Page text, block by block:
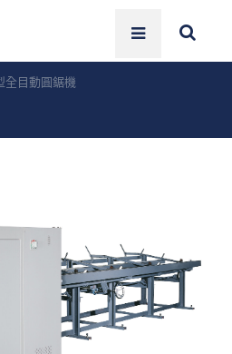
全目動圓鋸機